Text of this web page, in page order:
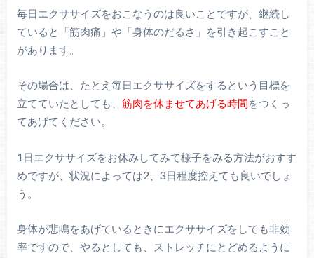
毎日エクササイズをおこなうのは良いことですが、継続し
ていると「筋肉痛」や「身体のだるさ」を引き起こすこと
があります。
その場合は、たとえ毎日エクササイズをするという目標を
立てていたとしても、 筋肉を休ませてあげる時間をつくっ
てあげてください。
1日エクササイズをお休みしてみて様子をみる方法がおすす
めですが、状況によっては2、3日程度控えても良いでしょ
う。
身体が悲鳴をあげているときにエクササイズをしても非効
率ですので、やるとしても、ストレッチにとどめるように